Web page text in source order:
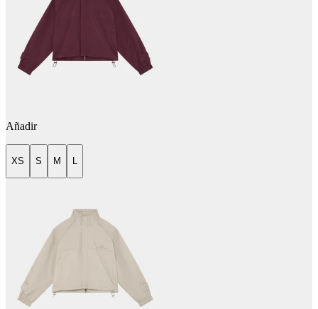
Añadir
XS S M L